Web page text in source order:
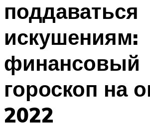
поддаваться
искушениям:
финансовый
гороскоп на
2022